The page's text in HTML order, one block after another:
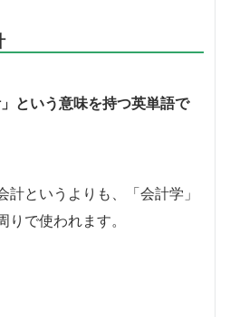
という意味を持つ英単語で
計というよりも、「会計学」
で使われます。